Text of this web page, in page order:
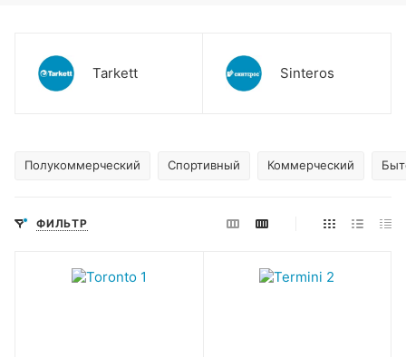
Tarkett Sinteros
Полукоммерческий Спортивный Коммерческий
ФИЛЬТР